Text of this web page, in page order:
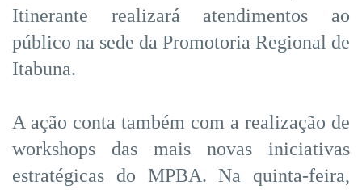
Itinerante realizará atendimentos ao
público na sede da Promotoria Regional de
Itabuna.
A ação conta também com a realização de
workshops das mais novas iniciativas
estratégicas do MPBA. Na quinta-feira,